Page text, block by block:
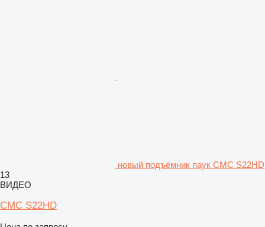
новый подъёмник паук CMC S22HD
13
ВИДЕО
CMC S22HD